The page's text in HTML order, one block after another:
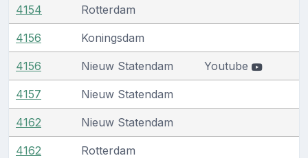
4154 Rotterdam
4156 Koningsdam
4156 Nieuw Statendam Youtube
4157 Nieuw Statendam
4162 Nieuw Statendam
4162 Rotterdam